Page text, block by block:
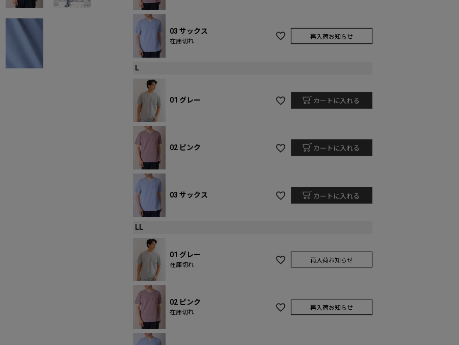
03 サックス
在庫切れ
再入荷お知らせ
L
01 グレー カートに入れる
02 ピンク カートに入れる
03 サックス カートに入れる
LL
01 グレー
在庫切れ
再入荷お知らせ
02 ピンク
在庫切れ
再入荷お知らせ